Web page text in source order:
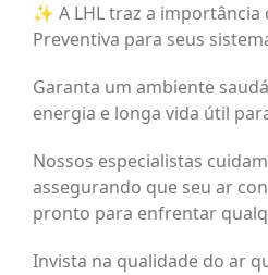
✨ A LHL traz a importância
Preventiva para seus
Garanta um ambiente
energia e longa vida útil
Nossos especialistas
assegurando que seu ar
pronto para enfrentar
Invista na qualidade do ar